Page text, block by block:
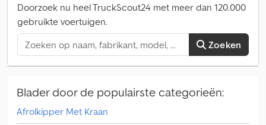
Doorzoek nu heel TruckScout24 met meer dan 120.000
gebruikte voertuigen.
Zoeken
Blader door de populairste categorieën:
Afrolkipper Met Kraan